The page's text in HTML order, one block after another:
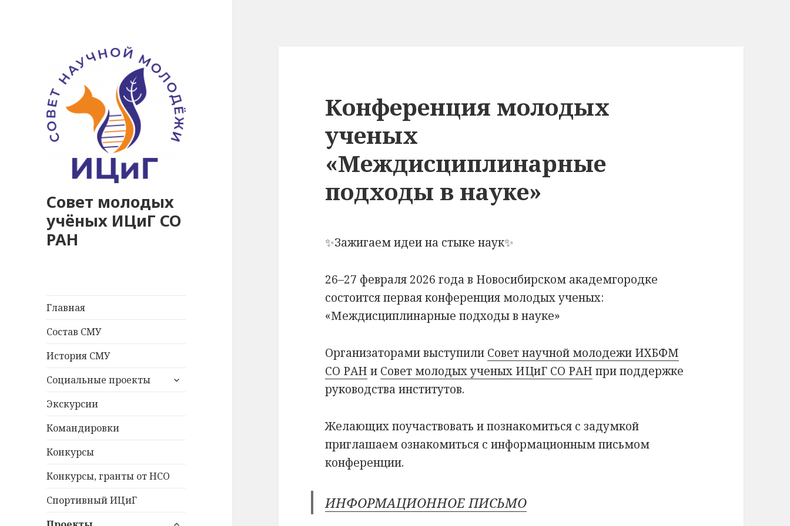
Совет молодых
учёных ИЦиГ СО
РАН
Главная
Состав СМУ
История СМУ
Социальные проекты
раскрыть
Экскурсии
Командировки
Конкурсы
Конкурсы, гранты от НСО
Спортивный ИЦиГ
раскрыть
Конференция молодых
ученых
«Междисциплинарные
подходы в науке»
✨Зажигаем идеи на стыке наук✨
26–27 февраля 2026 года в Новосибирском академгородке
состоится первая конференция молодых ученых:
«Междисциплинарные подходы в науке»
Организаторами выступили Совет научной молодежи ИХБФМ
СО РАН и Совет молодых ученых ИЦиГ СО РАН при поддержке
руководства институтов.
Желающих поучаствовать и познакомиться с задумкой
приглашаем ознакомиться с информационным письмом
конференции.
ИНФОРМАЦИОННОЕ ПИСЬМО